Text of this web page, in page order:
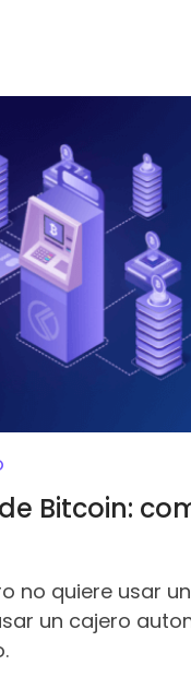
Bitcoin:
no quiere usar
un cajero